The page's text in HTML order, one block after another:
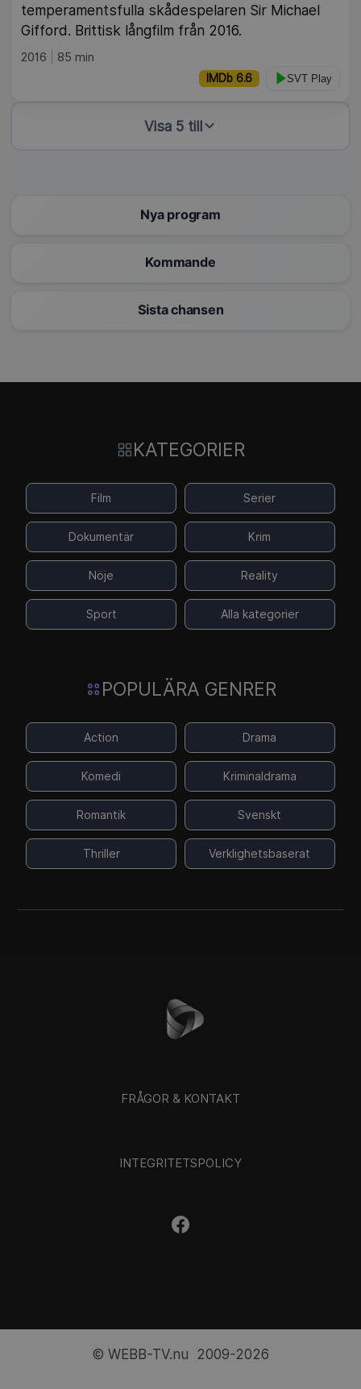
temperamentsfulla skådespelaren Sir Michael
Gifford. Brittisk långfilm från 2016.
2016 85 min
IMDb 6.6 SVT Play
Visa 5 till
Nya program
Kommande
Sista chansen
KATEGORIER
Film Serier
Dokumentär Krim
Nöje Reality
Sport Alla kategorier
POPULÄRA GENRER
Action Drama
Komedi Kriminaldrama
Romantik Svenskt
Thriller Verklighetsbaserat
FRÅGOR & KONTAKT
INTEGRITETSPOLICY
© WEBB-TV.nu 2009-2026